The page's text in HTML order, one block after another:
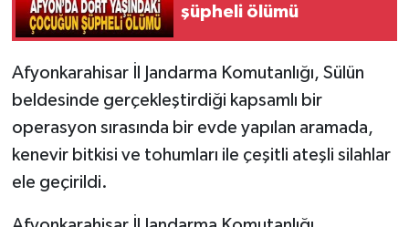
şüpheli ölümü
Afyonkarahisar İl Jandarma Komutanlığı, Sülün
beldesinde gerçekleştirdiği kapsamlı bir
operasyon sırasında bir evde yapılan aramada,
kenevir bitkisi ve tohumları ile çeşitli ateşli silahlar
ele geçirildi.